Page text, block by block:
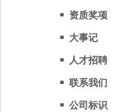
资质奖项
大事记
人才招聘
联系我们
公司标识